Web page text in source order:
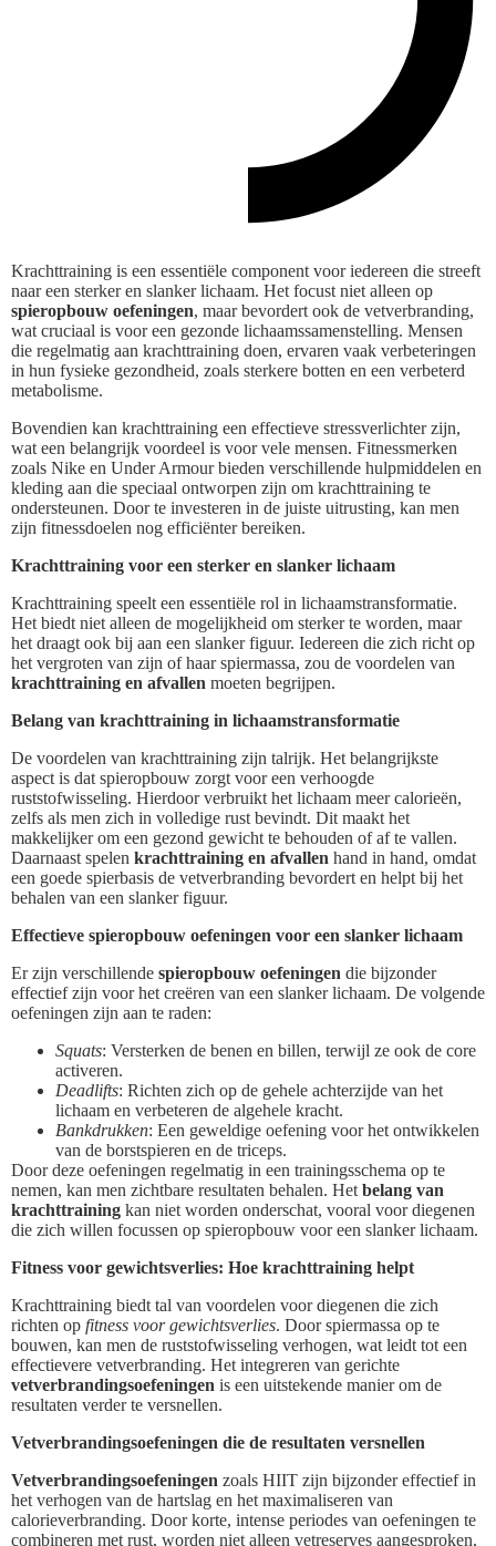
Krachttraining is een essentiële component voor iedereen die streeft
naar een sterker en slanker lichaam. Het focust niet alleen op
spieropbouw oefeningen, maar bevordert ook de vetverbranding,
wat cruciaal is voor een gezonde lichaamssamenstelling. Mensen
die regelmatig aan krachttraining doen, ervaren vaak verbeteringen
in hun fysieke gezondheid, zoals sterkere botten en een verbeterd
metabolisme.
Bovendien kan krachttraining een effectieve stressverlichter zijn,
wat een belangrijk voordeel is voor vele mensen. Fitnessmerken
zoals Nike en Under Armour bieden verschillende hulpmiddelen en
kleding aan die speciaal ontworpen zijn om krachttraining te
ondersteunen. Door te investeren in de juiste uitrusting, kan men
zijn fitnessdoelen nog efficiënter bereiken.
Krachttraining voor een sterker en slanker lichaam
Krachttraining speelt een essentiële rol in lichaamstransformatie.
Het biedt niet alleen de mogelijkheid om sterker te worden, maar
het draagt ook bij aan een slanker figuur. Iedereen die zich richt op
het vergroten van zijn of haar spiermassa, zou de voordelen van
krachttraining en afvallen moeten begrijpen.
Belang van krachttraining in lichaamstransformatie
De voordelen van krachttraining zijn talrijk. Het belangrijkste
aspect is dat spieropbouw zorgt voor een verhoogde
ruststofwisseling. Hierdoor verbruikt het lichaam meer calorieën,
zelfs als men zich in volledige rust bevindt. Dit maakt het
makkelijker om een gezond gewicht te behouden of af te vallen.
Daarnaast spelen krachttraining en afvallen hand in hand, omdat
een goede spierbasis de vetverbranding bevordert en helpt bij het
behalen van een slanker figuur.
Effectieve spieropbouw oefeningen voor een slanker lichaam
Er zijn verschillende spieropbouw oefeningen die bijzonder
effectief zijn voor het creëren van een slanker lichaam. De volgende
oefeningen zijn aan te raden:
Squats: Versterken de benen en billen, terwijl ze ook de core
activeren.
Deadlifts: Richten zich op de gehele achterzijde van het
lichaam en verbeteren de algehele kracht.
Bankdrukken: Een geweldige oefening voor het ontwikkelen
van de borstspieren en de triceps.
Door deze oefeningen regelmatig in een trainingsschema op te
nemen, kan men zichtbare resultaten behalen. Het belang van
krachttraining kan niet worden onderschat, vooral voor diegenen
die zich willen focussen op spieropbouw voor een slanker lichaam.
Fitness voor gewichtsverlies: Hoe krachttraining helpt
Krachttraining biedt tal van voordelen voor diegenen die zich
richten op fitness voor gewichtsverlies. Door spiermassa op te
bouwen, kan men de ruststofwisseling verhogen, wat leidt tot een
effectievere vetverbranding. Het integreren van gerichte
vetverbrandingsoefeningen is een uitstekende manier om de
resultaten verder te versnellen.
Vetverbrandingsoefeningen die de resultaten versnellen
Vetverbrandingsoefeningen zoals HIIT zijn bijzonder effectief in
het verhogen van de hartslag en het maximaliseren van
calorieverbranding. Door korte, intense periodes van oefeningen te
combineren met rust, worden niet alleen vetreserves aangesproken,